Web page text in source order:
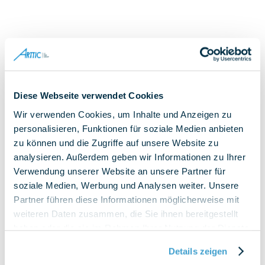
Diese Webseite verwendet Cookies
Wir verwenden Cookies, um Inhalte und Anzeigen zu
personalisieren, Funktionen für soziale Medien anbieten
zu können und die Zugriffe auf unsere Website zu
analysieren. Außerdem geben wir Informationen zu Ihrer
Verwendung unserer Website an unsere Partner für
soziale Medien, Werbung und Analysen weiter. Unsere
Partner führen diese Informationen möglicherweise mit
weiteren Daten zusammen, die Sie ihnen bereitgestellt
haben oder die sie im Rahmen Ihrer Nutzung der Dienste
Details zeigen
Wir freuen uns immer über die Verstärkung unseres
Wenn Du...
auf der Suche nach einer sinnvollen Tätigkeit in
einem dynamischen und internationalen
Umfeld bist, in dem Du Dich entfalten und Deine
Karriere vorantreiben kannst;
eine offene, respektvolle und zukunftsorientierte
Unternehmenskultur zu schätzen weißt;